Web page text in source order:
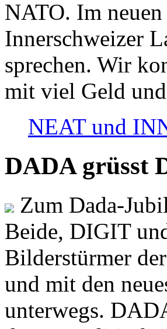
NATO. Im
Innerschweizer
sprechen. Wir
mit viel Geld
NEAT und
DADA grüsst
Zum Dada-
Beide, DIGIT
Bilderstürmer
und mit den
unterwegs.